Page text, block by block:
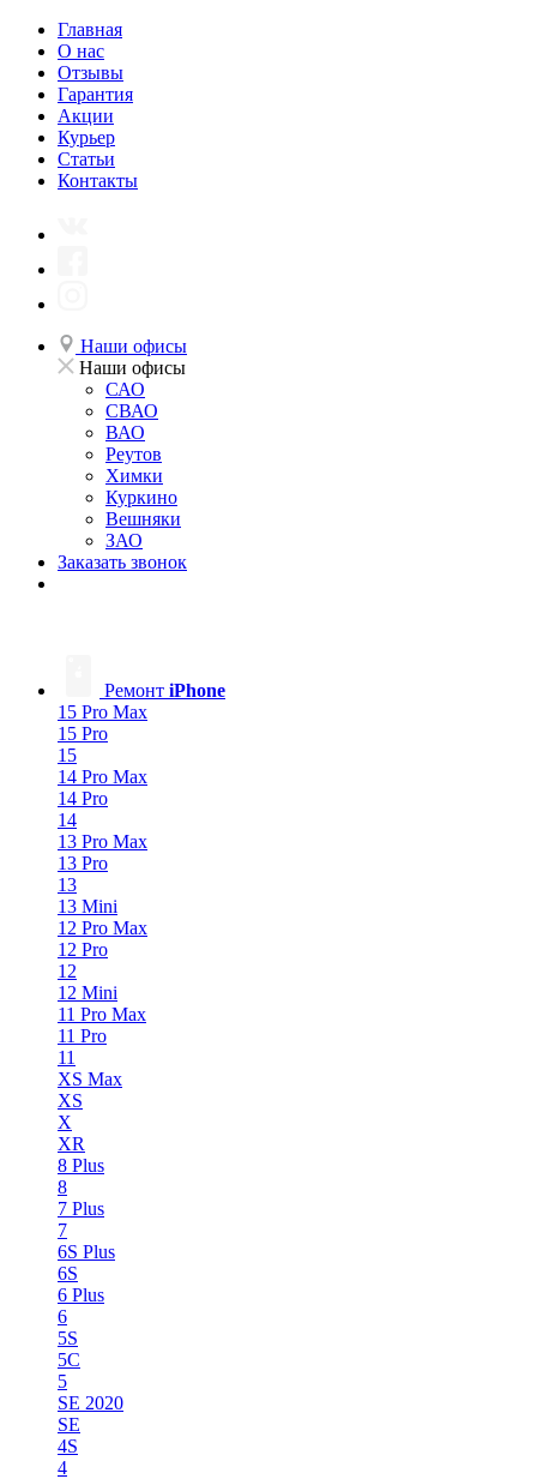
Главная
О нас
Отзывы
Гарантия
Акции
Курьер
Статьи
Контакты
Наши офисы
Наши офисы
САО
СВАО
ВАО
Реутов
Химки
Куркино
Вешняки
ЗАО
Заказать звонок
Ремонт iPhone
15 Pro Max
15 Pro
15
14 Pro Max
14 Pro
14
13 Pro Max
13 Pro
13
13 Mini
12 Pro Max
12 Pro
12
12 Mini
11 Pro Max
11 Pro
11
XS Max
XS
X
XR
8 Plus
8
7 Plus
7
6S Plus
6S
6 Plus
6
5S
5C
5
SE 2020
SE
4S
4